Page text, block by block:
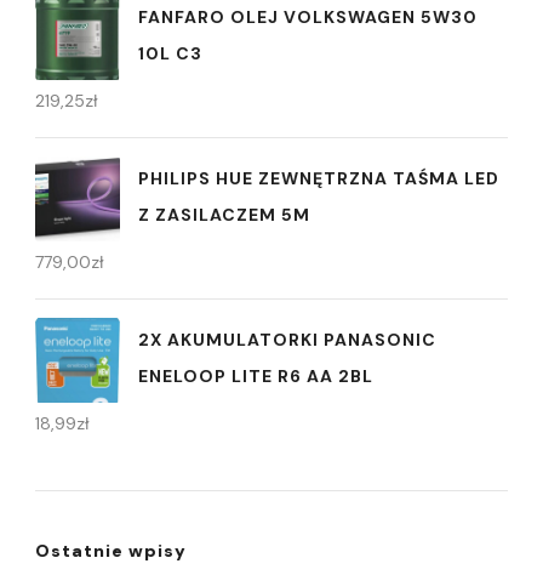
FANFARO OLEJ VOLKSWAGEN 5W30
10L C3
219,25zł
PHILIPS HUE ZEWNĘTRZNA TAŚMA LED
Z ZASILACZEM 5M
779,00zł
2X AKUMULATORKI PANASONIC
ENELOOP LITE R6 AA 2BL
18,99zł
Ostatnie wpisy